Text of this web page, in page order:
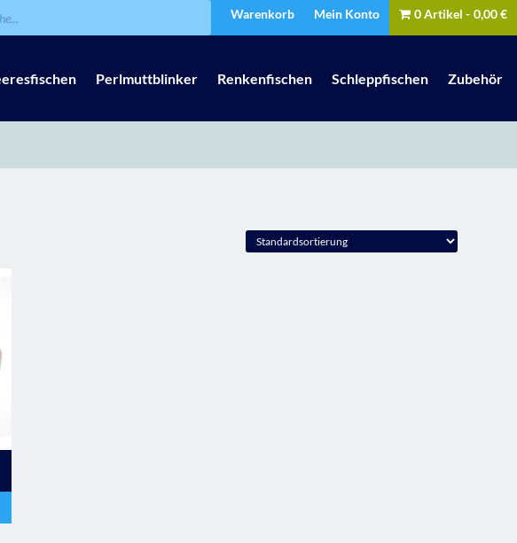
Warenkorb Mein Konto 0 Artikel 0,00 €
Perlmuttblinker Renkenfischen Schleppfischen Zubehör